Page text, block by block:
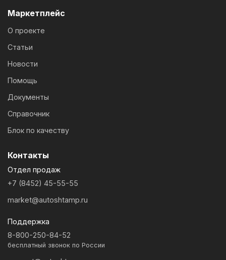
Маркетплейс
О проекте
Статьи
Новости
Помощь
Документы
Справочник
Блок по качеству
Контакты
Отдел продаж
+7 (8452) 45-55-55
market@autoshtamp.ru
Поддержка
8-800-250-84-52
бесплатный звонок по России